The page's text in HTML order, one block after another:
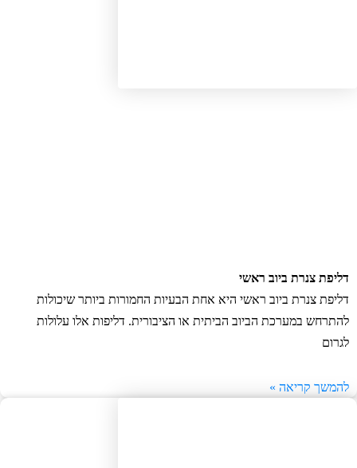
צנרת ביוב ראשי
צנרת ביוב ראשי היא אחת הבעיות החמורות ביותר שיכולות
במערכת הביוב הביתית או הציבורית. דליפות אלו עלולות
קריאה »